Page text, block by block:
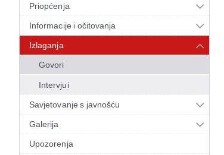
Priopćenja
Informacije i očitovanja
Izlaganja
Govori
Intervjui
Savjetovanje s javnošću
Galerija
Upozorenja